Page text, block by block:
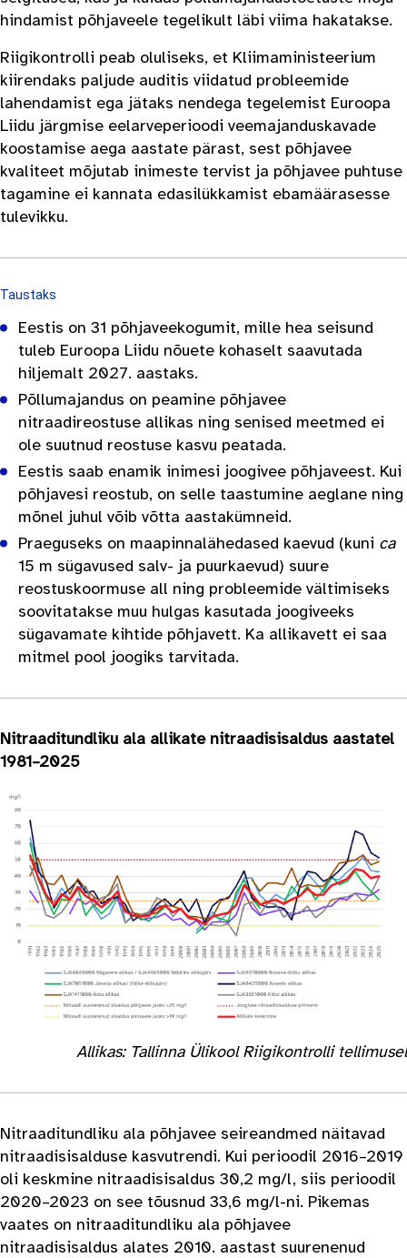
hindamist põhjaveele tegelikult läbi viima hakatakse.
Riigikontrolli peab oluliseks, et Kliimaministeerium
kiirendaks paljude auditis viidatud probleemide
lahendamist ega jätaks nendega tegelemist Euroopa
Liidu järgmise eelarveperioodi veemajanduskavade
koostamise aega aastate pärast, sest põhjavee
kvaliteet mõjutab inimeste tervist ja põhjavee puhtuse
tagamine ei kannata edasilükkamist ebamäärasesse
tulevikku.
Taustaks
Eestis on 31 põhjaveekogumit, mille hea seisund
tuleb Euroopa Liidu nõuete kohaselt saavutada
hiljemalt 2027. aastaks.
Põllumajandus on peamine põhjavee
nitraadireostuse allikas ning senised meetmed ei
ole suutnud reostuse kasvu peatada.
Eestis saab enamik inimesi joogivee põhjaveest. Kui
põhjavesi reostub, on selle taastumine aeglane ning
mõnel juhul võib võtta aastakümneid.
Praeguseks on maapinnalähedased kaevud (kuni ca
15 m sügavused salv- ja puurkaevud) suure
reostuskoormuse all ning probleemide vältimiseks
soovitatakse muu hulgas kasutada joogiveeks
sügavamate kihtide põhjavett. Ka allikavett ei saa
mitmel pool joogiks tarvitada.
Nitraaditundliku ala allikate nitraadisisaldus aastatel
1981–2025
Allikas: Tallinna Ülikool Riigikontrolli tellimusel
Nitraaditundliku ala põhjavee seireandmed näitavad
nitraadisisalduse kasvutrendi. Kui perioodil 2016–2019
oli keskmine nitraadisisaldus 30,2 mg/l, siis perioodil
2020–2023 on see tõusnud 33,6 mg/l-ni. Pikemas
vaates on nitraaditundliku ala põhjavee
nitraadisisaldus alates 2010. aastast suurenenud